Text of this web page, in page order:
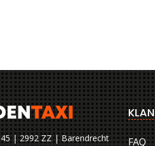
| 2992 ZZ | Barendrecht FAQ